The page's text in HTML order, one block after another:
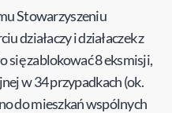
Stowarzyszeniu
działaczy i działaczek z
się zablokować 8 eksmisji,
w 34 przypadkach (ok.
do mieszkań wspólnych